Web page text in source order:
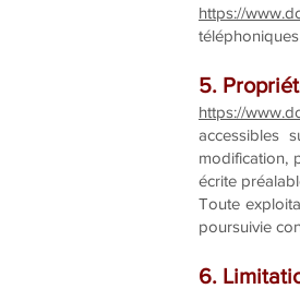
https://
5.
https://
accessibles
modification,
écrite
Toute
poursuivie
6.